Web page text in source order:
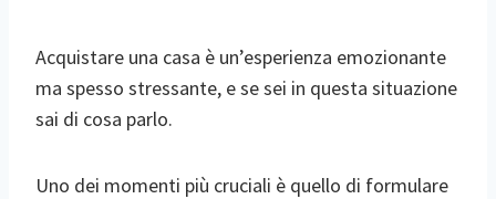
Acquistare una casa è un’esperienza emozionante
ma spesso stressante, e se sei in questa situazione
sai di cosa parlo.
Uno dei momenti più cruciali è quello di formulare